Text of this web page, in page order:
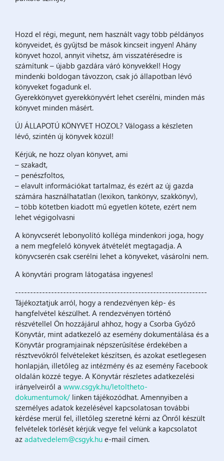
Hozd el régi, megunt, nem használt vagy több példányos
könyveidet, és gyűjtsd be mások kincseit ingyen! Ahány
könyvet hozol, annyit vihetsz, ám visszatérésedre is
számítunk – újabb gazdára váró könyvekkel! Hogy
mindenki boldogan távozzon, csak jó állapotban lévő
könyveket fogadunk el.
Gyerekkönyvet gyerekkönyvért lehet cserélni, minden más
könyvet minden másért.
ÚJ ÁLLAPOTÚ KÖNYVET HOZOL? Válogass a készleten
lévő, szintén új könyvek közül!
Kérjük, ne hozz olyan könyvet, ami
– szakadt,
– penészfoltos,
– elavult információkat tartalmaz, és ezért az új gazda
számára használhatatlan (lexikon, tankönyv, szakkönyv),
– több kötetben kiadott mű egyetlen kötete, ezért nem
lehet végigolvasni
A könyvcserét lebonyolító kolléga mindenkori joga, hogy
a nem megfelelő könyvek átvételét megtagadja. A
könyvcserén csak cserélni lehet a könyveket, vásárolni nem.
A könyvtári program látogatása ingyenes!
----------------------------------------------------------------
Tájékoztatjuk arról, hogy a rendezvényen kép- és
hangfelvétel készülhet. A rendezvényen történő
részvétellel Ön hozzájárul ahhoz, hogy a Csorba Győző
Könyvtár, mint adatkezelő az esemény dokumentálása és a
Könyvtár programjainak népszerűsítése érdekében a
résztvevőkről felvételeket készítsen, és azokat esetlegesen
honlapján, illetőleg az intézmény és az esemény Facebook
oldalán közzé tegye. A Könyvtár részletes adatkezelési
irányelveiről a www.csgyk.hu/letoltheto-
dokumentumok/ linken tájékozódhat. Amennyiben a
személyes adatok kezelésével kapcsolatosan további
kérdése merül fel, illetőleg szeretné kérni az Önről készült
felvételek törlését kérjük vegye fel velünk a kapcsolatot
az adatvedelem@csgyk.hu e-mail címen.